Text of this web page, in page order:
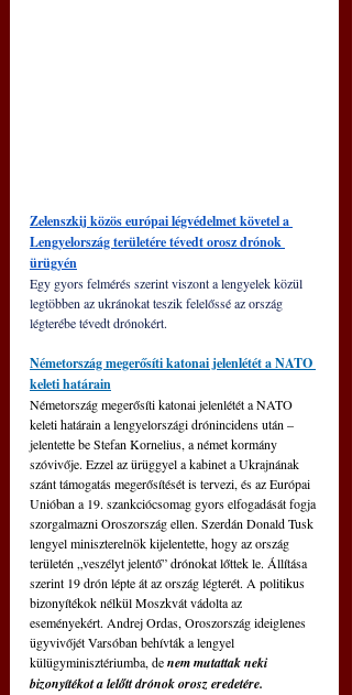
Zelenszkij közös európai légvédelmet követel a
Lengyelország területére tévedt orosz drónok
ürügyén
Egy gyors felmérés szerint viszont a lengyelek közül
legtöbben az ukránokat teszik felelőssé az ország
légterébe tévedt drónokért.
Németország megerősíti katonai jelenlétét a NATO
keleti határain
Németország megerősíti katonai jelenlétét a NATO
keleti határain a lengyelországi drónincidens után –
jelentette be Stefan Kornelius, a német kormány
szóvivője. Ezzel az ürüggyel a kabinet a Ukrajnának
szánt támogatás megerősítését is tervezi, és az Európai
Unióban a 19. szankciócsomag gyors elfogadását fogja
szorgalmazni Oroszország ellen. Szerdán Donald Tusk
lengyel miniszterelnök kijelentette, hogy az ország
területén „veszélyt jelentő” drónokat lőttek le. Állítása
szerint 19 drón lépte át az ország légterét. A politikus
bizonyítékok nélkül Moszkvát vádolta az
eseményekért. Andrej Ordas, Oroszország ideiglenes
ügyvivőjét Varsóban behívták a lengyel
külügyminisztériumba, de nem mutattak neki
bizonyítékot a lelőtt drónok orosz eredetére.